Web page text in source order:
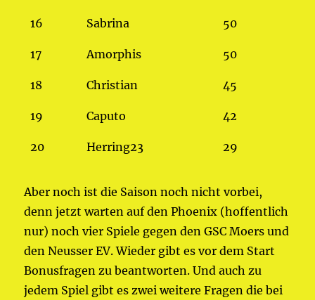
16 Sabrina 50
17 Amorphis 50
18 Christian 45
19 Caputo 42
20 Herring23 29
Aber noch ist die Saison noch nicht vorbei,
denn jetzt warten auf den Phoenix (hoffentlich
nur) noch vier Spiele gegen den GSC Moers und
den Neusser EV. Wieder gibt es vor dem Start
Bonusfragen zu beantworten. Und auch zu
jedem Spiel gibt es zwei weitere Fragen die bei